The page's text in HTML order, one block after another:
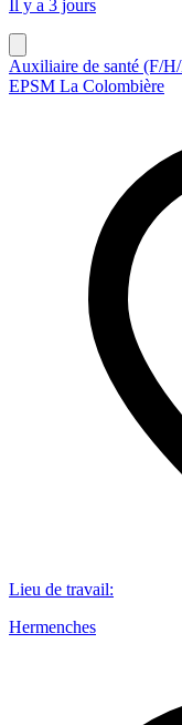
Il y a 3 jours
Auxiliaire de santé (F/
EPSM La Colombière
Lieu de travail:
Hermenches